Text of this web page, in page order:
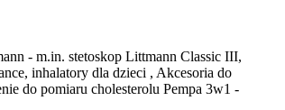
- m.in. stetoskop Littmann Classic III,
inhalatory dla dzieci , Akcesoria do
do pomiaru cholesterolu Pempa 3w1 -